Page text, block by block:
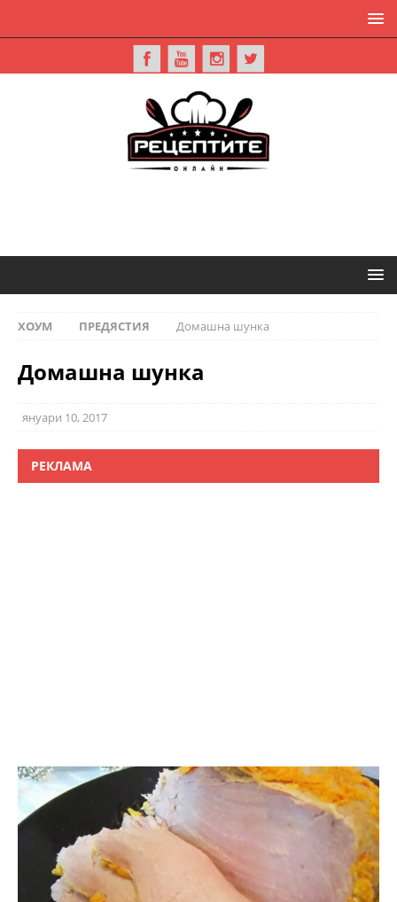
ХОУМ ПРЕДЯСТИЯ Домашна шунка
Домашна шунка
януари 10, 2017
РЕКЛАМА